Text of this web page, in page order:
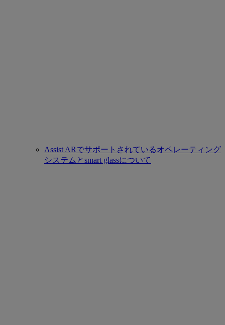
Assist ARでサポートされているオペレーティング
システムとsmart glassについて